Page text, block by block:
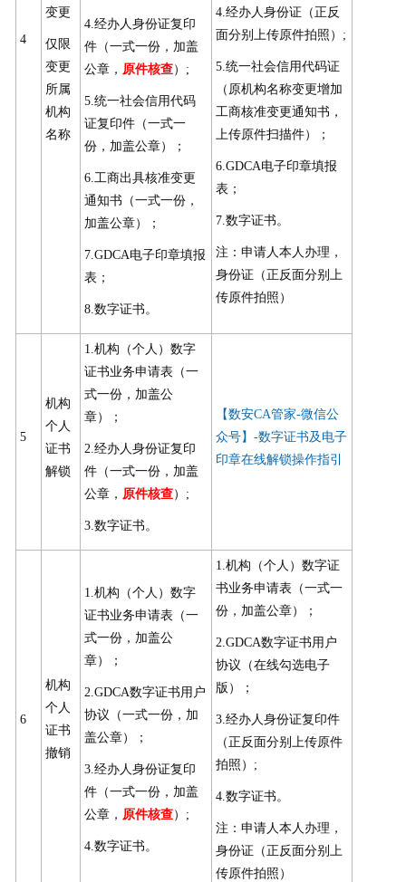
4
变更
仅限
变更
所属
机构
名称
4.经办人身份证复印
件（一式一份，加盖
公章， 原件核查）;
5.统一社会信用代码
证复印件（一式一
份，加盖公章）；
6.工商出具核准变更
通知书（一式一份，
加盖公章）；
7.GDCA电子印章填报
表；
8.数字证书。
4.经办人身份证（正反
面分别上传原件拍照）;
5.统一社会信用代码证
（原机构名称变更增加
工商核准变更通知书，
上传原件扫描件）；
6.GDCA电子印章填报
表；
7.数字证书。
注：申请人本人办理，
身份证（正反面分别上
传原件拍照）
5
机构
个人
证书
解锁
1.机构（个人）数字
证书业务申请表（一
式一份，加盖公
章）；
2.经办人身份证复印
件（一式一份，加盖
公章， 原件核查）;
3.数字证书。
【数安CA管家-微信公
众号】-数字证书及电子
印章在线解锁操作指引
6
机构
个人
证书
撤销
1.机构（个人）数字
证书业务申请表（一
式一份，加盖公
章）；
2.GDCA数字证书用户
协议（一式一份，加
盖公章）；
3.经办人身份证复印
件（一式一份，加盖
公章， 原件核查）;
4.数字证书。
1.机构（个人）数字证
书业务申请表（一式一
份，加盖公章）；
2.GDCA数字证书用户
协议（在线勾选电子
版）；
3.经办人身份证复印件
（正反面分别上传原件
拍照）;
4.数字证书。
注：申请人本人办理，
身份证（正反面分别上
传原件拍照）